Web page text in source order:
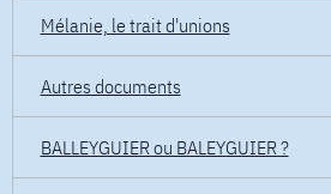
Mélanie, le trait d'unions
Autres documents
BALLEYGUIER ou BALEYGUIER ?